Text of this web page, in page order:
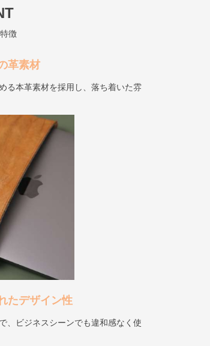
徴
革素材
る本革素材を採用し、落ち着いた雰
たデザイン性
、ビジネスシーンでも違和感なく使